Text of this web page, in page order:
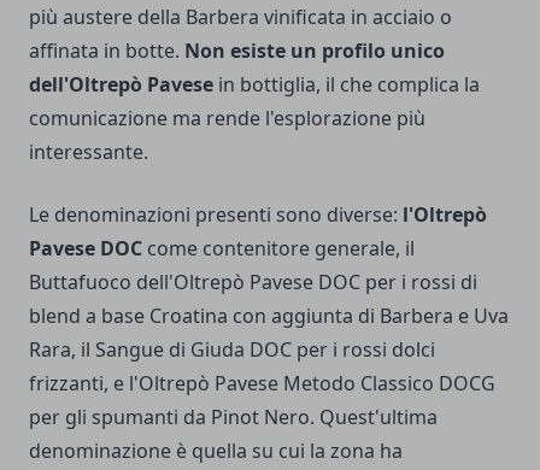
più austere della Barbera vinificata in acciaio o
affinata in botte. Non esiste un profilo unico
dell'Oltrepò Pavese in bottiglia, il che complica la
comunicazione ma rende l'esplorazione più
interessante.
Le denominazioni presenti sono diverse: l'Oltrepò
Pavese DOC come contenitore generale, il
Buttafuoco dell'Oltrepò Pavese DOC per i rossi di
blend a base Croatina con aggiunta di Barbera e Uva
Rara, il Sangue di Giuda DOC per i rossi dolci
frizzanti, e l'Oltrepò Pavese Metodo Classico DOCG
per gli spumanti da Pinot Nero. Quest'ultima
denominazione è quella su cui la zona ha